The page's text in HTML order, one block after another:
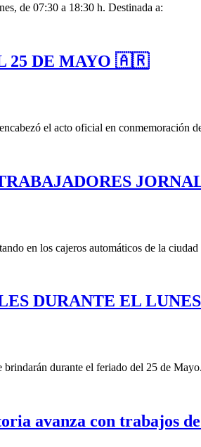
de 07:30 a 18:30 h. Destinada a:
25 DE MAYO 🇦🇷
el acto oficial en conmemoración
en los cajeros automáticos de la
DURANTE EL
brindarán durante el feriado del 25 de
avanza con trabajos